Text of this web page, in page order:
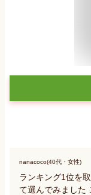
nanacoco(40代・女性)
ランキング1位を
て選んでみました